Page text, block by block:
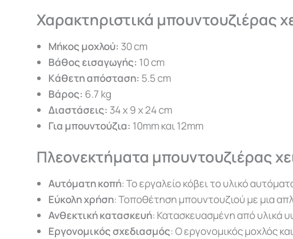
Χαρακτηριστικά μπουντουζιέρας
Μήκος μοχλού: 30 cm
Bάθος εισαγωγής: 10 cm
Kάθετη απόσταση: 5.5 cm
Βάρος: 6.7 kg
Διαστάσεις: 34 x 9 x 24 cm
Για μπουντούζια: 10mm και 12mm
Πλεονεκτήματα μπουντουζιέρας
Αυτόματη κοπή: Το εργαλείο κόβει το υλικό
Εύκολη χρήση: Τοποθέτηση μπουντουζιού με μια
Ανθεκτική κατασκευή: Κατασκευασμένη από υλικά
Εργονομικός σχεδιασμός: Ο εργονομικός μοχλός